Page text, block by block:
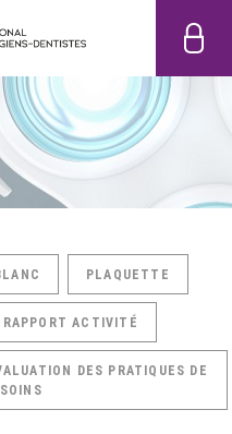
PLAQUETTE
RAPPORT ACTIVITÉ
DES PRATIQUES DE